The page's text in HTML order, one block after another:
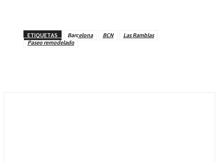
ETIQUETAS Barcelona BCN
Las Ramblas
Paseo remodelado